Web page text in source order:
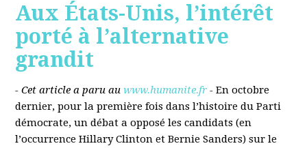
Aux États-Unis, l’intérêt
porté à l’alternative
grandit
- Cet article a paru au www.humanite.fr - En octobre
dernier, pour la première fois dans l’histoire du Parti
démocrate, un débat a opposé les candidats (en
l’occurrence Hillary Clinton et Bernie Sanders) sur le